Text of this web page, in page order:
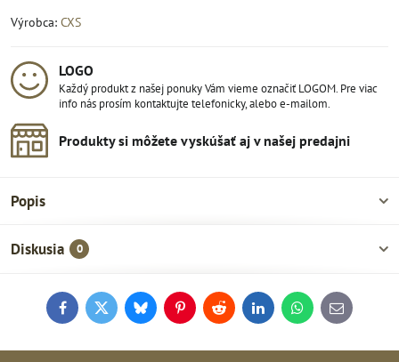
Výrobca: CXS
LOGO
Každý produkt z našej ponuky Vám vieme označiť LOGOM. Pre viac
info nás prosím kontaktujte telefonicky, alebo e-mailom.
Produkty si môžete vyskúšať aj v našej predajni
Popis
Diskusia 0
FacebookTwitterBlueskyPinterestReddit LinkedInWhatsApp
E-
mail